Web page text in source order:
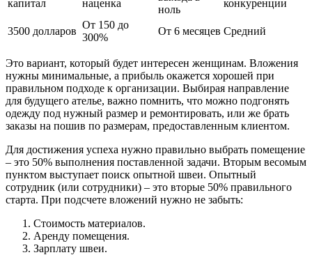
капитал
наценка
ноль
конкуренции
3500 долларов
От 150 до
300%
От 6 месяцев Средний
Это вариант, который будет интересен женщинам. Вложения
нужны минимальные, а прибыль окажется хорошей при
правильном подходе к организации. Выбирая направление
для будущего ателье, важно помнить, что можно подгонять
одежду под нужный размер и ремонтировать, или же брать
заказы на пошив по размерам, предоставленным клиентом.
Для достижения успеха нужно правильно выбрать помещение
– это 50% выполнения поставленной задачи. Вторым весомым
пунктом выступает поиск опытной швеи. Опытный
сотрудник (или сотрудники) – это вторые 50% правильного
старта. При подсчете вложений нужно не забыть:
Стоимость материалов.
Аренду помещения.
Зарплату швеи.